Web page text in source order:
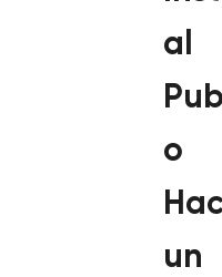
al
o
un